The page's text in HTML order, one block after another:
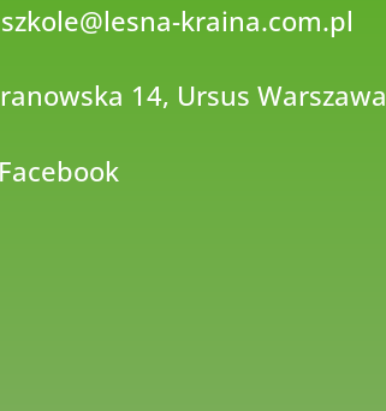
kraina.com.pl
14, Ursus Warszawa